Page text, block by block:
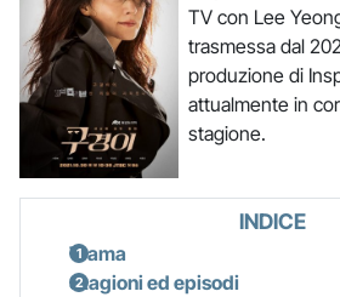
TV con Lee
trasmessa dal
produzione di
attualmente in
stagione.
INDICE
Trama
Stagioni ed episodi